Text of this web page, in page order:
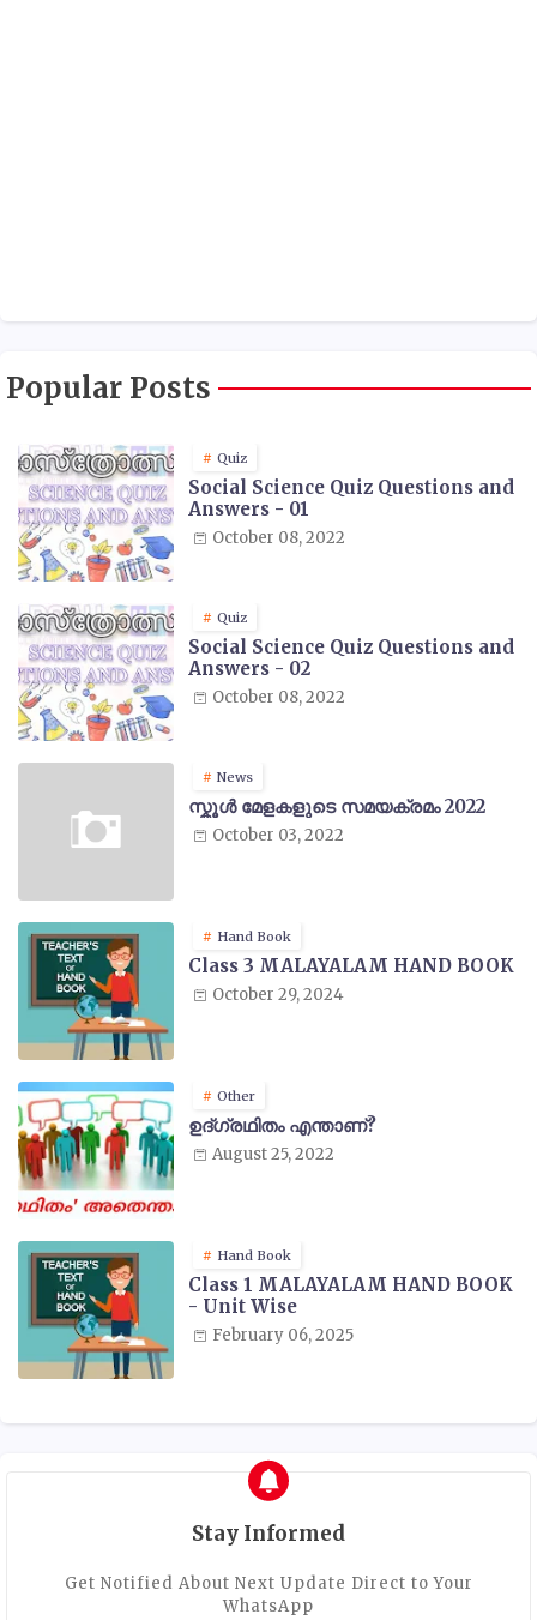
Popular Posts
Quiz
Social Science Quiz Questions and
Answers - 01
October 08, 2022
Quiz
Social Science Quiz Questions and
Answers - 02
October 08, 2022
News
സ്കൂൾ മേളകളുടെ സമയക്രമം 2022
October 03, 2022
Hand Book
Class 3 MALAYALAM HAND BOOK
October 29, 2024
Other
ഉദ്ഗ്രഥിതം എന്താണ്?
August 25, 2022
Hand Book
Class 1 MALAYALAM HAND BOOK
- Unit Wise
February 06, 2025
Stay Informed
Get Notified About Next Update Direct to Your
WhatsApp